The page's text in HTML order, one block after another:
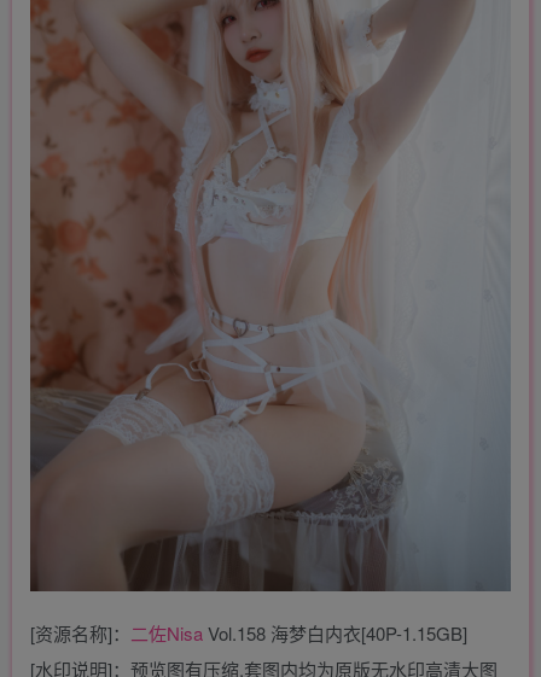
[资源名称]： 二佐NisaVol.158 海梦白内衣[40P-1.15GB]
[水印说明]：预览图有压缩,套图内均为原版无水印高清大图